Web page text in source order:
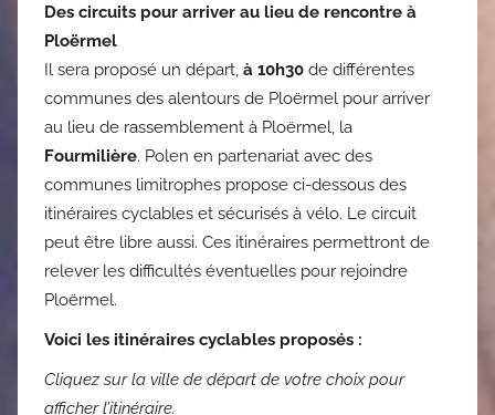
Des circuits pour arriver au lieu de rencontre à
Ploërmel
Il sera proposé un départ, à 10h30 de différentes
communes des alentours de Ploërmel pour arriver
au lieu de rassemblement à Ploërmel, la
Fourmilière. Polen en partenariat avec des
communes limitrophes propose ci-dessous des
itinéraires cyclables et sécurisés à vélo. Le circuit
peut être libre aussi. Ces itinéraires permettront de
relever les difficultés éventuelles pour rejoindre
Ploërmel.
Voici les itinéraires cyclables proposés :
Cliquez sur la ville de départ de votre choix pour
afficher l’itinéraire.